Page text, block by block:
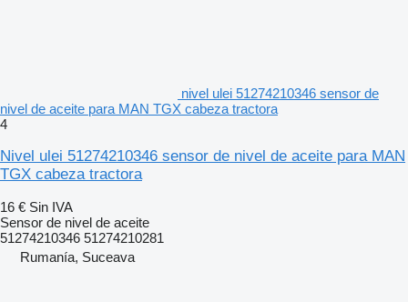
nivel ulei 51274210346 sensor de
nivel de aceite para MAN TGX cabeza tractora
4
Nivel ulei 51274210346 sensor de nivel de aceite para MAN
TGX cabeza tractora
16 € Sin IVA
Sensor de nivel de aceite
51274210346 51274210281
Rumanía, Suceava